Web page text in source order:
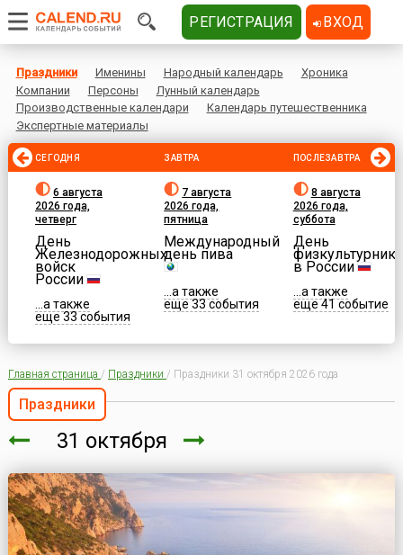
Праздники Именины Народный календарь
Хроника
Компании
Персоны
Лунный календарь
Производственные календари
Календарь путешественника
Экспертные материалы
СЕГОДНЯ
6 августа
2026 года,
четверг
День
Железнодорожных
войск
России
...а также
еще 33 события
ЗАВТРА
7 августа
2026 года,
пятница
Международный
день пива
...а также
еще 33 события
ПОСЛЕЗАВТРА
8 августа
2026 года,
суббота
День
физкультурника
в России
...а также
еще 41 событие
Главная страница / Праздники / Праздники 31 октября 2026 года
Праздники
31 октября
РЕГИСТРАЦИЯ ВХОД